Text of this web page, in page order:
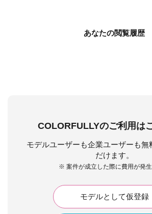
あなたの閲覧履歴
COLORFULLYのご利用は
モデルユーザーも企業ユーザーも無
だけます。
※ 案件が成立した際に費用が発
モデルとして仮登録